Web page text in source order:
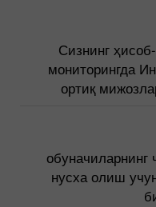
Сизнинг
мониторингда
ортиқ
обуначиларнинг
нусха олиш